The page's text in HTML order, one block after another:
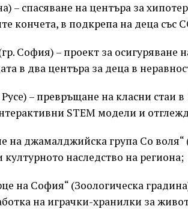
– спасяване на центъра за
кончета, в подкрепа на деца със
София) – проект за осигуряване
в два центъра за деца в
– превръщане на класни стаи
STEM модели и
на джамалджийска група Со воля“
наследство на региона;
на София“ (Зоологическа
на играчки-хранилки за